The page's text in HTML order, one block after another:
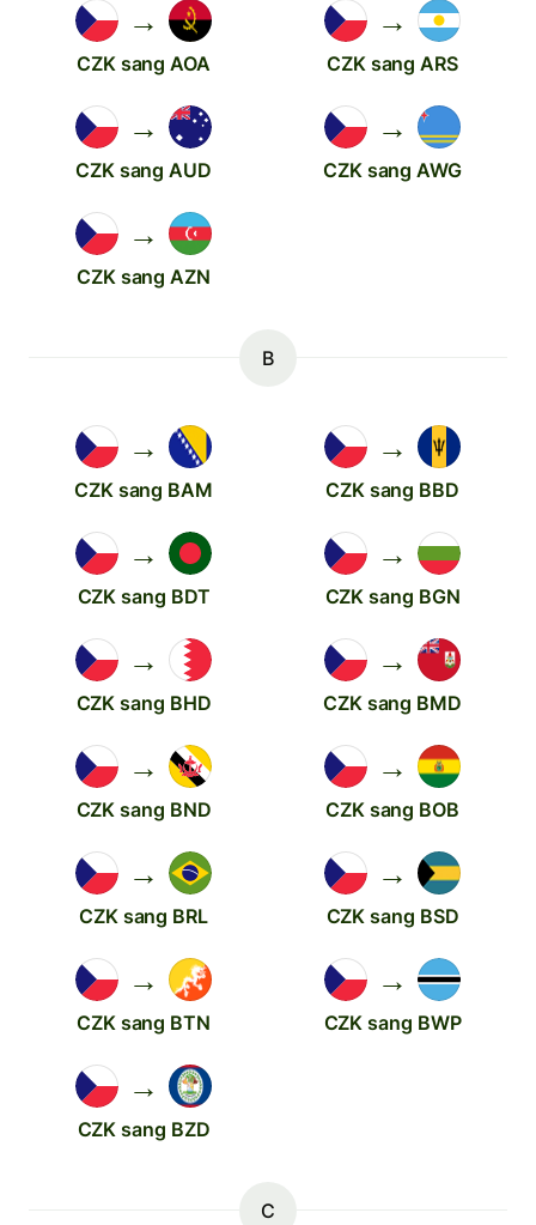
→
CZK sang AOA
→
CZK sang ARS
→
CZK sang AUD
→
CZK sang AWG
→
CZK sang AZN
B
→
CZK sang BAM
→
CZK sang BBD
→
CZK sang BDT
→
CZK sang BGN
→
CZK sang BHD
→
CZK sang BMD
→
CZK sang BND
→
CZK sang BOB
→
CZK sang BRL
→
CZK sang BSD
→
CZK sang BTN
→
CZK sang BWP
→
CZK sang BZD
C